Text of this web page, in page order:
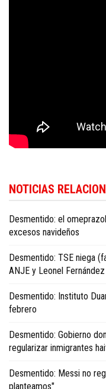
Republic politics news in
NOTICIAS
Desmentido: el
excesos navideños
Desmentido: TSE niega
ANJE y Leonel Fernández
Desmentido: Instituto
febrero
Desmentido: Gobierno
regularizar inmigrantes
Desmentido: Messi no
planteamos"